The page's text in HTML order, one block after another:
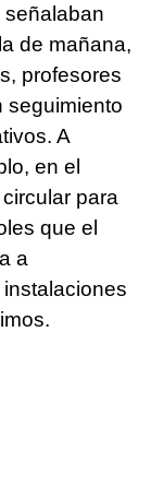
de mañana,
profesores
seguimiento
A
en el
para
que el
a